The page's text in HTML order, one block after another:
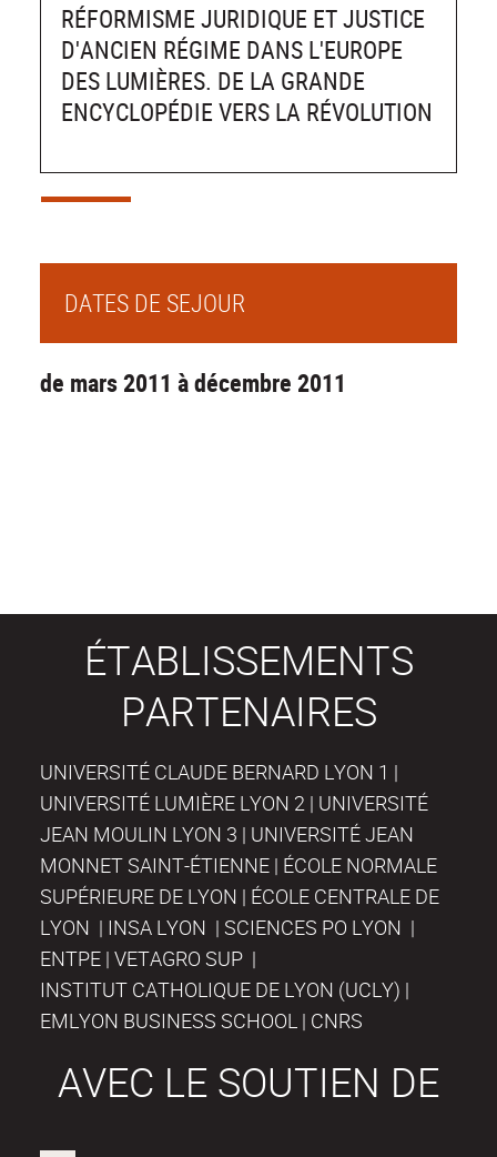
RÉFORMISME JURIDIQUE ET JUSTICE
D'ANCIEN RÉGIME DANS L'EUROPE
DES LUMIÈRES. DE LA GRANDE
ENCYCLOPÉDIE VERS LA RÉVOLUTION
DATES DE SEJOUR
de mars 2011 à décembre 2011
ÉTABLISSEMENTS
PARTENAIRES
UNIVERSITÉ CLAUDE BERNARD LYON 1 |
UNIVERSITÉ LUMIÈRE LYON 2 | UNIVERSITÉ
JEAN MOULIN LYON 3 | UNIVERSITÉ JEAN
MONNET SAINT-ÉTIENNE | ÉCOLE NORMALE
SUPÉRIEURE DE LYON | ÉCOLE CENTRALE DE
LYON | INSA LYON | SCIENCES PO LYON |
ENTPE | VETAGRO SUP |
INSTITUT CATHOLIQUE DE LYON (UCLY) |
EMLYON BUSINESS SCHOOL | CNRS
AVEC LE SOUTIEN DE